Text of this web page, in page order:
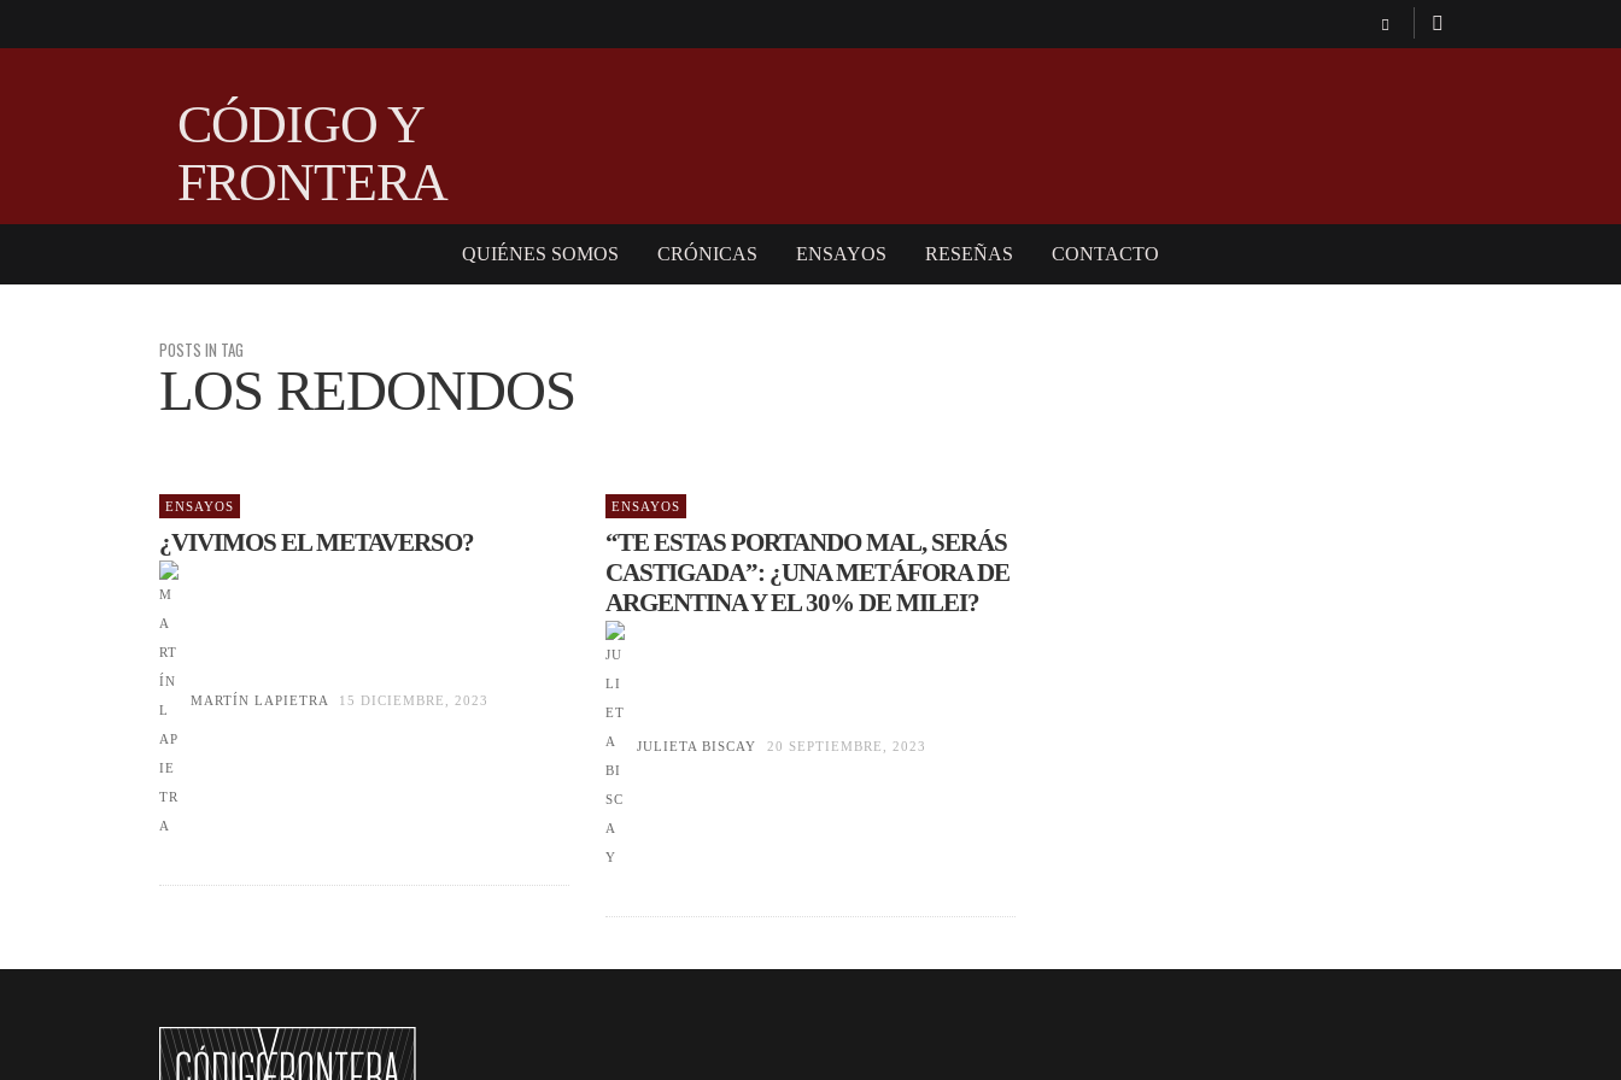
CÓDIGO Y
FRONTERA
QUIÉNES SOMOS CRÓNICAS ENSAYOS RESEÑAS CONTACTO
POSTS IN TAG
LOS REDONDOS
ENSAYOS
¿VIVIMOS EL METAVERSO?
MARTÍN LAPIETRA 15 DICIEMBRE, 2023
ENSAYOS
“TE ESTAS PORTANDO MAL, SERÁS
CASTIGADA”: ¿UNA METÁFORA DE
ARGENTINA Y EL 30% DE MILEI?
JULIETA BISCAY 20 SEPTIEMBRE, 2023